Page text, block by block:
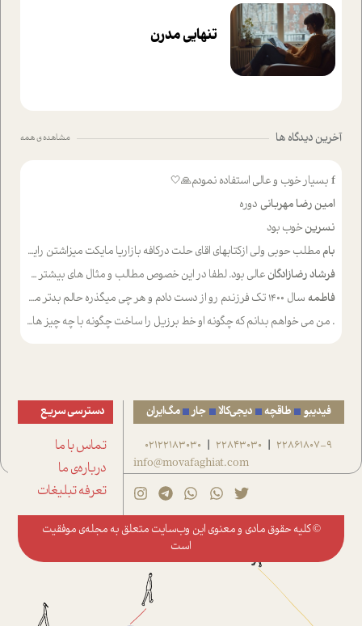
تنهایی مدرن
آخرین دیدگاه ها مشاهده ی همه
f بسیار خوب و عالی استفاده نمودم🙏🤍
امین رضا مهربانی دوره
نسرینخوب بود
بام مطلب حوبی ولی ازکتابهای اقای حلت درکافه بازاریا مایکت میزاشتن رایگان خوب بود ولی هرکدام خلاصه شده ش تومجله از طریق سایت هم خوبه اینکه درزیر اخرصفحه گذاشته شده خب ادم خبره میره نصب میکنه میخونه ولی هرکسی گوشیش ظرفیتش نداره باتشکر
فرشاد رضازادگان عالی بود. لطفا در این خصوص مطالب و مثال های بیشتر ی ارایه دهید
فاطمه سال ۱۴۰۰ تک فرزندم رو از دست دادم و هر چی میگذره حالم بدتر میشه و دلتنگتر تنایی رو ترجیح دادم و معاشرت برام سخت شده
. من می خواهم بدانم که چگونه او خط برزیل را ساخت چگونه با چه چیز هایی
فیدیبو طاقچه دیجی‌کالا جار مگ‌ایران
22861807-9
|
22843030
|
02122183030
info@movafaghiat.com
دسترسی سریع
تماس با ما
درباره‌ی ما
تعرفه تبلیغات
© کلیه حقوق مادی و معنوی این وب‌سایت متعلق به مجله‌ی موفقیت
است